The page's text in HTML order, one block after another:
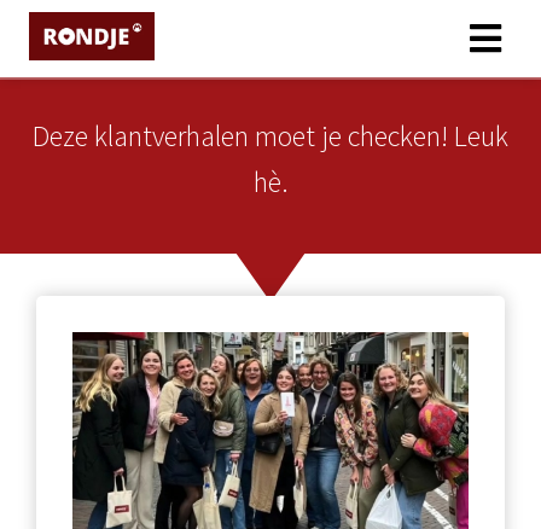
Deze klantverhalen moet je checken! Leuk
hè.